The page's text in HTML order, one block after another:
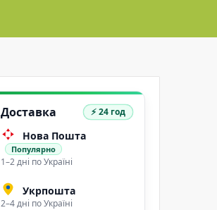
Доставка ⚡ 24 год
Нова Пошта
Популярно
1–2 дні по Україні
Укрпошта
2–4 дні по Україні